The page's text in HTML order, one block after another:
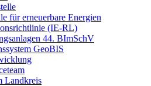
für erneuerbare Energien
(IE-RL)
44. BImSchV
GeoBIS
Landkreis